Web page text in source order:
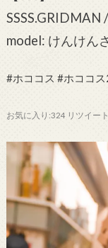
SSSS.GRIDMAN
model: けんけん
#ホココス #ホココ
お気に入り:324 リツイー